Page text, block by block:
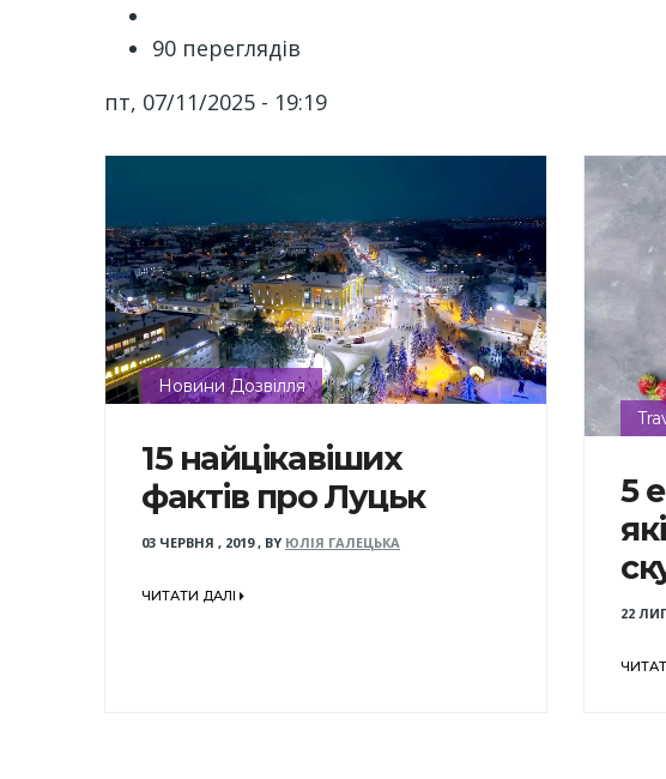
90 переглядів
пт, 07/11/2025 - 19:19
Новини Дозвілля
15 найцікавіших
фактів про Луцьк
03 ЧЕРВНЯ , 2019, BY ЮЛІЯ ГАЛЕЦЬКА
ЧИТАТИ ДАЛІ
5
22